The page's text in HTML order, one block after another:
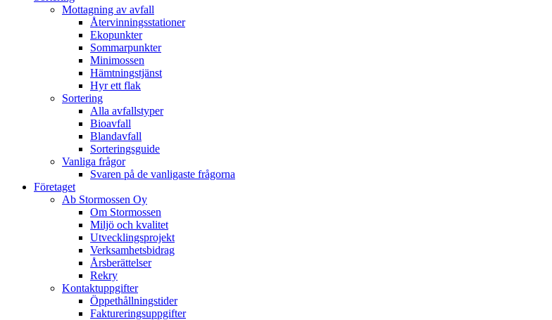
Mottagning av avfall
Återvinningsstationer
Ekopunkter
Sommarpunkter
Minimossen
Hämtningstjänst
Hyr ett flak
Sortering
Alla avfallstyper
Bioavfall
Blandavfall
Sorteringsguide
Vanliga frågor
Svaren på de vanligaste frågorna
Företaget
Ab Stormossen Oy
Om Stormossen
Miljö och kvalitet
Utvecklingsprojekt
Verksamhetsbidrag
Årsberättelser
Rekry
Kontaktuppgifter
Öppethållningstider
Faktureringsuppgifter